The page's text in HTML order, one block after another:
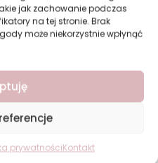
jak zachowanie podczas
na tej stronie. Brak
może niekorzystnie wpłynąć
prywatnościKontakt
lub zawsze wtedy, gdy
i pielęgnacji.
ciała Luxurious Cloud
dla osób, które:
skórę,